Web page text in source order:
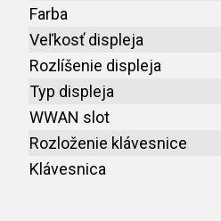
Farba
Veľkosť displeja
Rozlíšenie displeja
Typ displeja
WWAN slot
Rozloženie klávesnice
Klávesnica